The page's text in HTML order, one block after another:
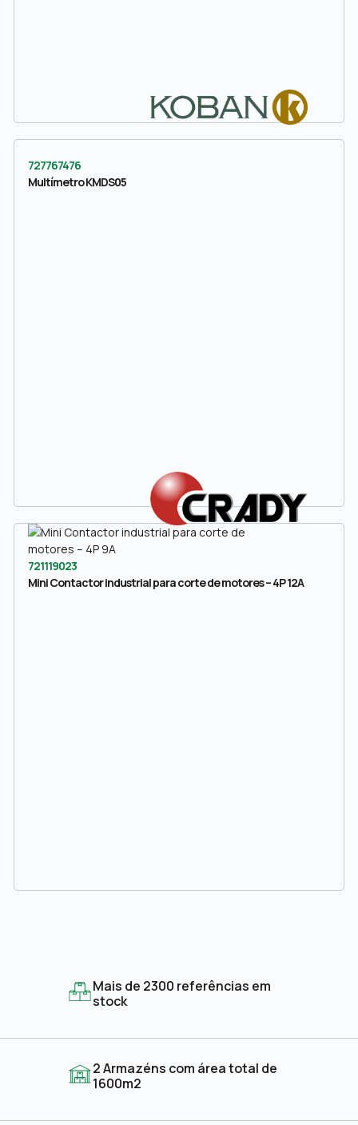
727767476
Multímetro KMDS05
721119023
Mini Contactor industrial para corte de motores – 4P 12A
Mais de 2300 referências em
stock
2 Armazéns com área total de
1600m2